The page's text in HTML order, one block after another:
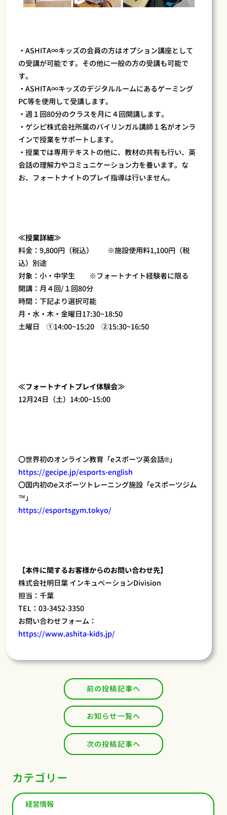
・ASHITA∞キッズの会員の方はオプション講座として
の受講が可能です。その他に一般の方の受講も可能で
す。
・ASHITA∞キッズのデジタルルームにあるゲーミング
PC等を使用して受講します。
・週１回80分のクラスを月に４回開講します。
・ゲシピ株式会社所属のバイリンガル講師１名がオンラ
インで授業をサポートします。
・授業では専用テキストの他に、教材の共有も行い、英
会話の理解力やコミュニケーション力を養います。な
お、フォートナイトのプレイ指導は行いません。
≪授業詳細≫
料金：9,800円（税込） ※施設使用料1,100円（税
込）別途
対象：小・中学生 ※フォートナイト経験者に限る
開講：月４回/１回80分
時間：下記より選択可能
月・水・木・金曜日17:30~18:50
土曜日 ①14:00~15:20 ②15:30~16:50
≪フォートナイトプレイ体験会≫
12月24日（土）14:00~15:00
〇世界初のオンライン教育「eスポーツ英会話®︎」
https://gecipe.jp/esports-english
〇国内初のeスポーツトレーニング施設「eスポーツジム
™」
https://esportsgym.tokyo/
【本件に関するお客様からのお問い合わせ先】
株式会社明日葉 インキュベーションDivision
担当：千葉
TEL：03-3452-3350
お問い合わせフォーム：
https://www.ashita-kids.jp/
前の投稿記事へ
お知らせ一覧へ
次の投稿記事へ
カテゴリー
経営情報